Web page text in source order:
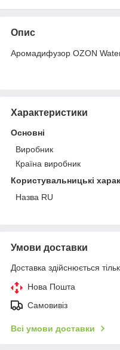
Опис
Аромадифузор OZON
Характеристики
Основні
Виробник
Країна виробник
Користувальницькі
Назва RU
Умови доставки
Доставка здійснюється
Нова Пошта
Самовивіз
Всі умови доставки